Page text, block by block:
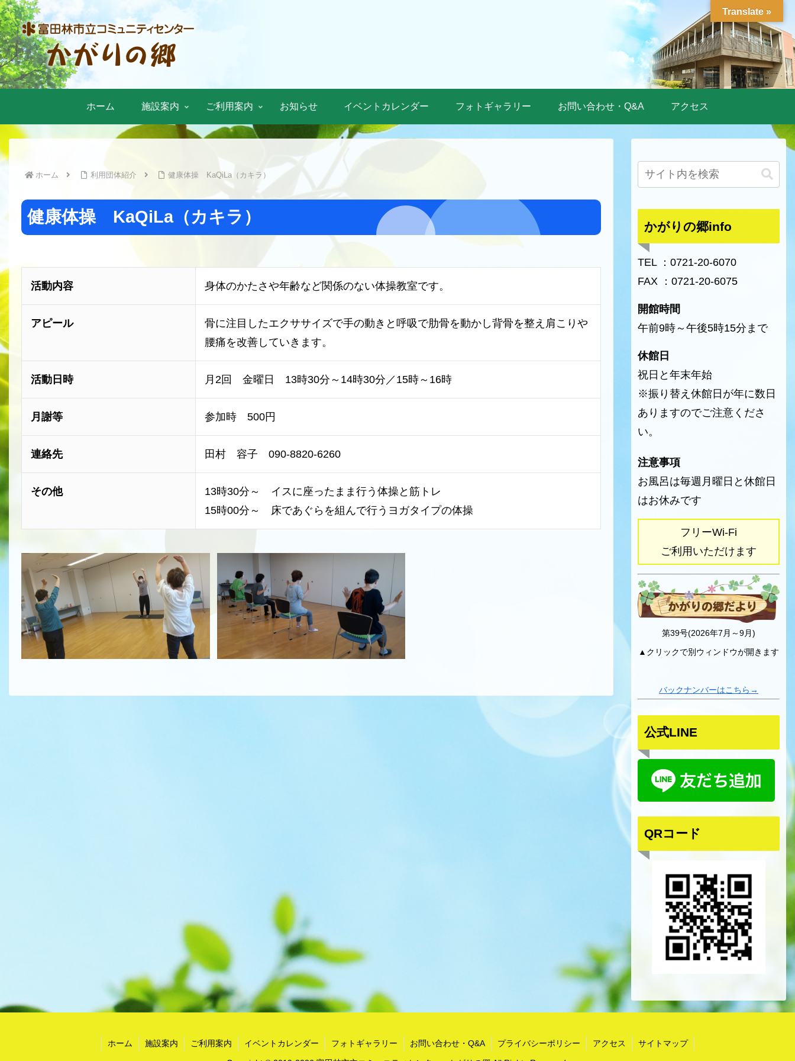
ホーム 施設案内 ご利用案内 お知らせ イベントカレンダー フォトギャラリー お問い合わせ・Q&A アクセス
ホーム 利用団体紹介 健康体操 KaQiLa（カキラ）
健康体操 KaQiLa（カキラ）
活動内容 身体のかたさや年齢など関係のない体操教室です。
アピール
骨に注目したエクササイズで手の動きと呼吸で肋骨を動かし背骨を整え肩こりや
腰痛を改善していきます。
活動日時 月2回 金曜日 13時30分～14時30分／15時～16時
月謝等 参加時 500円
連絡先 田村 容子 090-8820-6260
その他
13時30分～ イスに座ったまま行う体操と筋トレ
15時00分～ 床であぐらを組んで行うヨガタイプの体操
かがりの郷info
TEL ：0721-20-6070
FAX ：0721-20-6075
開館時間
午前9時～午後5時15分まで
休館日
祝日と年末年始
※振り替え休館日が年に数日
ありますのでご注意くださ
い。
注意事項
お風呂は毎週月曜日と休館日
はお休みです
フリーWi-Fi
ご利用いただけます
第39号(2026年7月～9月)
▲クリックで別ウィンドウが開きます
バックナンバーはこちら→
公式LINE
QRコード
ホーム 施設案内 ご利用案内 イベントカレンダー フォトギャラリー お問い合わせ・Q&A プライバシーポリシー アクセス サイトマップ
Translate »